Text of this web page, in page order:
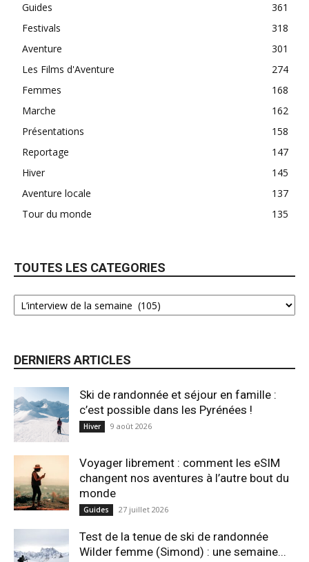
Guides
361
Festivals
318
Aventure
301
Les Films d'Aventure
274
Femmes
168
Marche
162
Présentations
158
Reportage
147
Hiver
145
Aventure locale
137
Tour du monde
135
TOUTES LES CATEGORIES
DERNIERS ARTICLES
Ski de randonnée et séjour en famille :
c’est possible dans les Pyrénées !
Hiver 9 août 2026
Voyager librement : comment les eSIM
changent nos aventures à l’autre bout du
monde
Guides 27 juillet 2026
Test de la tenue de ski de randonnée
Wilder femme (Simond) : une semaine...